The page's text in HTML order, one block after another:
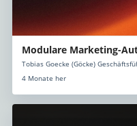
Modulare Marketing-
Tobias Goecke (Göcke)
4 Monate her